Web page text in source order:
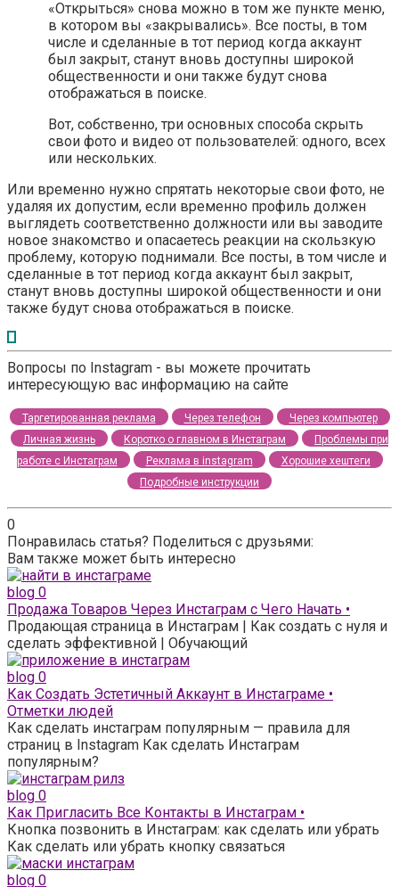
«Открыться» снова можно в том же пункте меню,
в котором вы «закрывались». Все посты, в том
числе и сделанные в тот период когда аккаунт
был закрыт, станут вновь доступны широкой
общественности и они также будут снова
отображаться в поиске.
Вот, собственно, три основных способа скрыть
свои фото и видео от пользователей: одного, всех
или нескольких.
Или временно нужно спрятать некоторые свои фото, не
удаляя их допустим, если временно профиль должен
выглядеть соответственно должности или вы заводите
новое знакомство и опасаетесь реакции на скользкую
проблему, которую поднимали. Все посты, в том числе и
сделанные в тот период когда аккаунт был закрыт,
станут вновь доступны широкой общественности и они
также будут снова отображаться в поиске.
Вопросы по Instagram - вы можете прочитать
интересующую вас информацию на сайте
Таргетированная реклама Через телефон
Через компьютер
Личная жизнь
Коротко о главном в Инстаграм
Проблемы при
работе с Инстаграм
Реклама в instagram
Хорошие хештеги
Подробные инструкции
0
Понравилась статья? Поделиться с друзьями:
Вам также может быть интересно
blog 0
Продажа Товаров Через Инстаграм с Чего Начать •
Продающая страница в Инстаграм | Как создать с нуля и
сделать эффективной | Обучающий
blog 0
Как Создать Эстетичный Аккаунт в Инстаграме •
Отметки людей
Как сделать инстаграм популярным — правила для
страниц в Instagram Как сделать Инстаграм
популярным?
blog 0
Как Пригласить Все Контакты в Инстаграм •
Кнопка позвонить в Инстаграм: как сделать или убрать
Как сделать или убрать кнопку связаться
blog 0